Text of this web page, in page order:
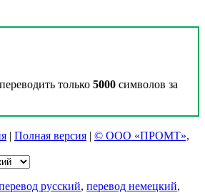
только 5000 символов за
| Полная версия | © ООО «ПРОМТ»,
русский, перевод немецкий,